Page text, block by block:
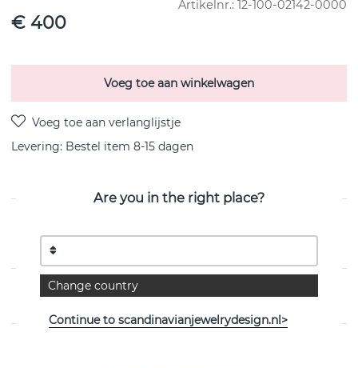
Artikelnr.: 12-100-02142-0000
€ 400
Voeg toe aan winkelwagen
Levering: Bestel item 8-15 dagen
van het Zweedse Efva Attling
EIGENSCHAPPEN
Are you in the right place?
Change country
Continue to scandinavianjewelrydesign.nl>